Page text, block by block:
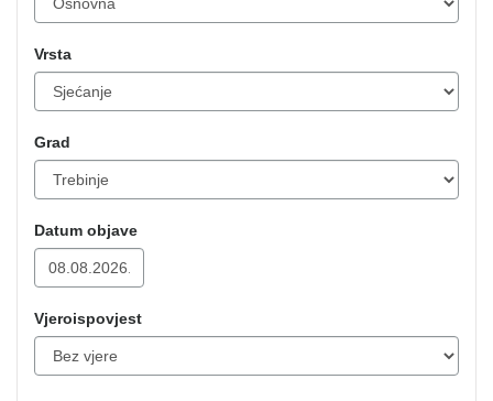
Vrsta
Grad
Datum objave
Vjeroispovjest